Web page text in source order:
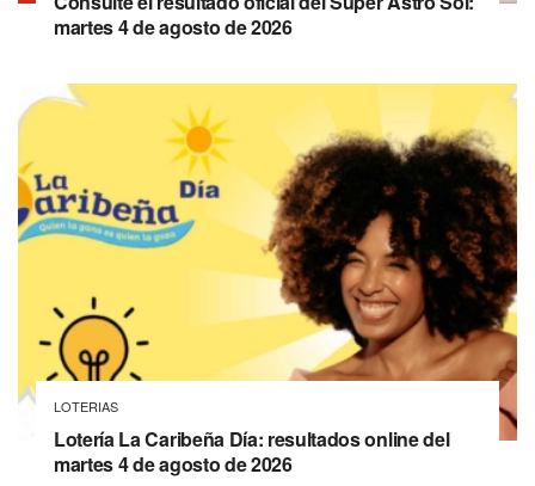
martes 4 de agosto de 2026
LOTERIAS
Lotería La Caribeña Día: resultados online del
martes 4 de agosto de 2026